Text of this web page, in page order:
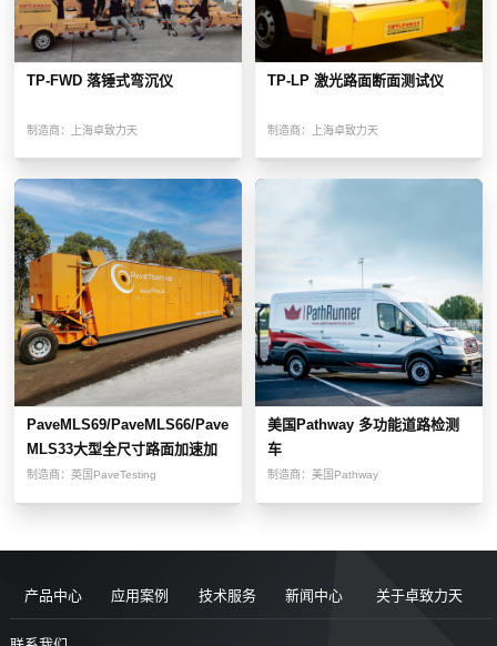
TP-FWD 落锤式弯沉仪
制造商： 上海卓致力天
TP-LP 激光路面断面测试仪
制造商： 上海卓致力天
PaveMLS69/PaveMLS66/Pave
MLS33大型全尺寸路面加速加
载测试设备
制造商： 英国PaveTesting
美国Pathway 多功能道路检测
车
制造商： 美国Pathway
产品中心
道路现场检
应用案例 技术服务 新闻中心 关于卓致力天